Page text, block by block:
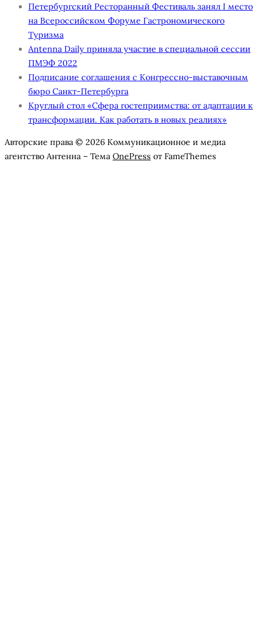
Петербургский Ресторанный Фестиваль занял I место
на Всероссийском Форуме Гастрономического
Туризма
Antenna Daily приняла участие в специальной сессии
ПМЭФ 2022
Подписание соглашения с Конгрессно-выставочным
бюро Санкт-Петербурга
Круглый стол «Сфера гостеприимства: от адаптации к
трансформации. Как работать в новых реалиях»
Авторские права © 2026 Коммуникационное и медиа
агентство Антенна – Тема OnePress от FameThemes